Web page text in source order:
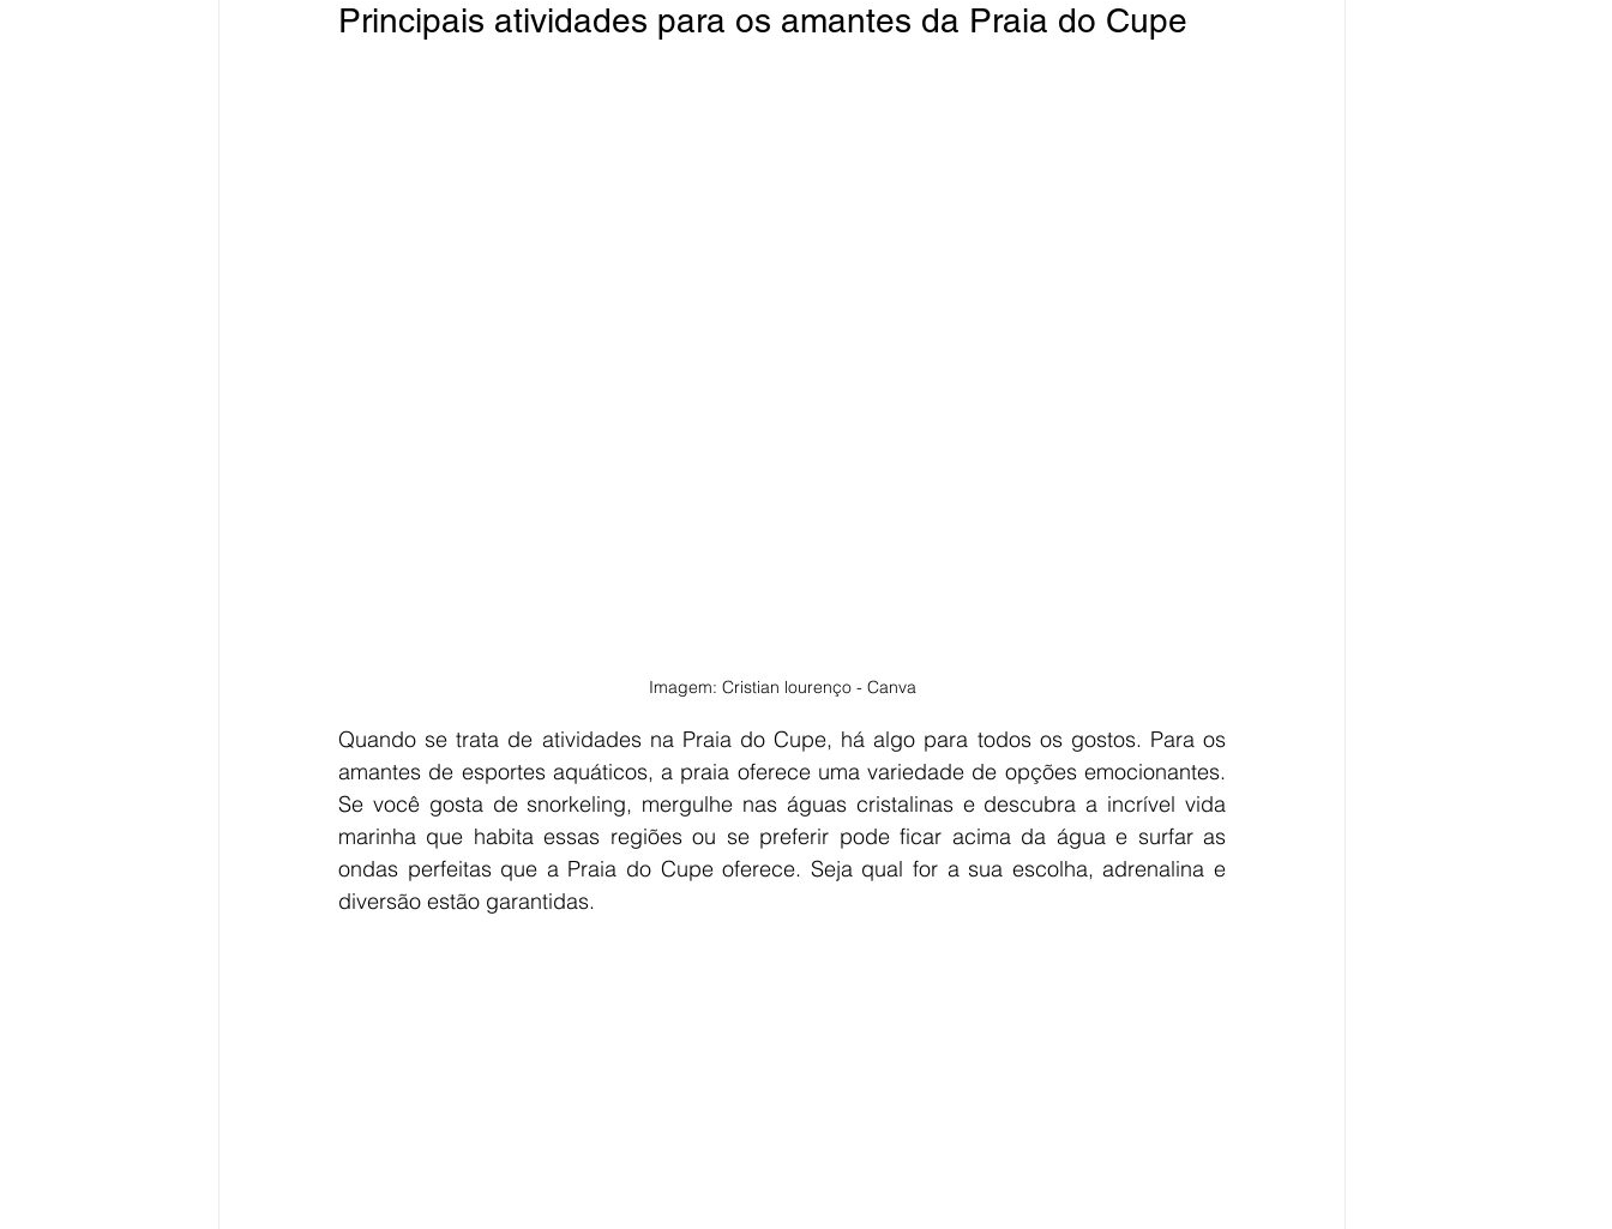
Principais atividades para os amantes da Praia do Cupe
Imagem: Cristian lourenço - Canva
Quando se trata de atividades na Praia do Cupe, há algo para todos os gostos. Para os
amantes de esportes aquáticos, a praia oferece uma variedade de opções emocionantes.
Se você gosta de snorkeling, mergulhe nas águas cristalinas e descubra a incrível vida
marinha que habita essas regiões ou se preferir pode ficar acima da água e surfar as
ondas perfeitas que a Praia do Cupe oferece. Seja qual for a sua escolha, adrenalina e
diversão estão garantidas.